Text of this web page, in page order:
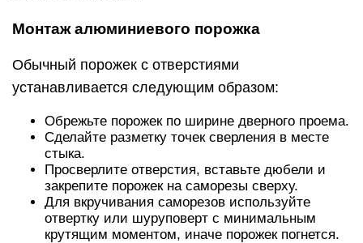
Монтаж алюминиевого порожка
Обычный порожек с отверстиями
устанавливается следующим образом:
Обрежьте порожек по ширине дверного проема.
Сделайте разметку точек сверления в месте
стыка.
Просверлите отверстия, вставьте дюбели и
закрепите порожек на саморезы сверху.
Для вкручивания саморезов используйте
отвертку или шуруповерт с минимальным
крутящим моментом, иначе порожек погнется.